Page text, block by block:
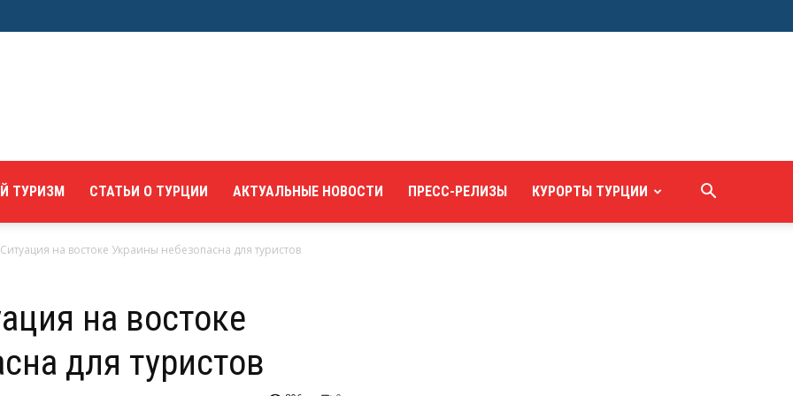
ТУРИЗМ СТАТЬИ О ТУРЦИИ АКТУАЛЬНЫЕ НОВОСТИ ПРЕСС-РЕЛИЗЫ КУРОРТЫ ТУРЦИИ
на востоке Украины небезопасна для туристов
на востоке
для туристов